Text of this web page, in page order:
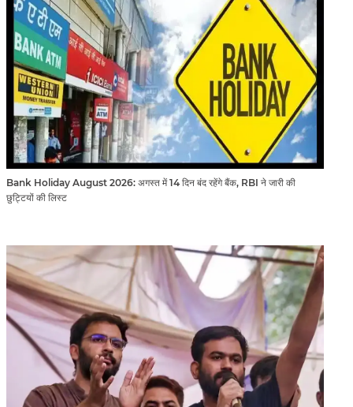
Bank Holiday August 2026: अगस्त में 14 दिन बंद रहेंगे बैंक, RBI ने जारी की
छुट्टियों की लिस्ट​​​​​​​